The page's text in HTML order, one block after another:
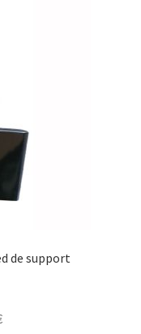
de support
Le